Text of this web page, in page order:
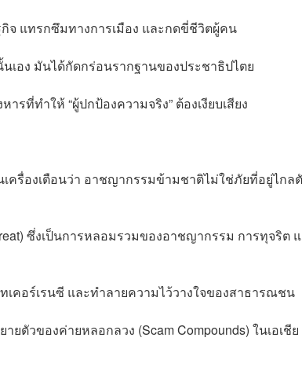
จ แทรกซึมทางการเมือง และกดขี่ชีวิตผู้คน
เอง มันได้กัดกร่อนรากฐานของประชาธิปไตย
รที่ทำให้ “ผู้ปกป้องความจริง” ต้องเงียบเสียง
ครื่องเตือนว่า อาชญากรรมข้ามชาติไม่ใช่ภัยที่อยู่ไกล
ซึ่งเป็นการหลอมรวมของอาชญากรรม การทุจริต
คอร์เรนซี และทำลายความไว้วางใจของสาธารณชน
ตัวของค่ายหลอกลวง (Scam Compounds) ในเอเชีย